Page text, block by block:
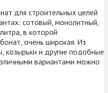
для строительных целей
сотовый, монолитный,
в которой
очень широкая. Из
козырьки и другие подобные
вариантами можно